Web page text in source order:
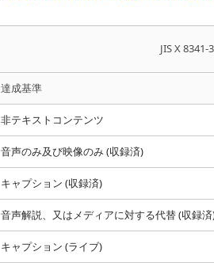
JIS X
達成基準
非テキストコンテンツ
音声のみ及び映像のみ (収録済)
キャプション (収録済)
音声解説、又はメディアに対する代替 (収録
キャプション (ライブ)